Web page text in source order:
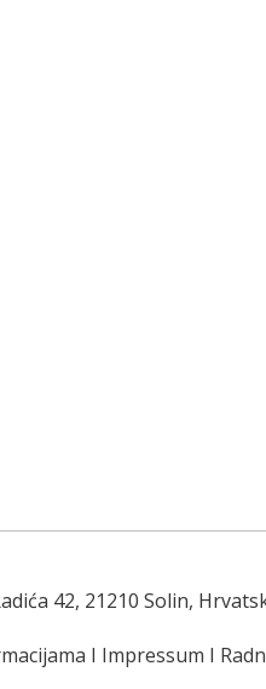
42, 21210 Solin,
I Impressum I